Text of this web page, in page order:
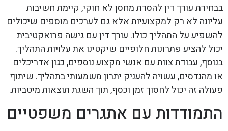
בבחירת עורך דין להסרת מחסן לא חוקי, קיימת חשיבות
עליונה לא רק למקצועיות אלא גם לערכים מוספים שיכולים
להשפיע על התהליך כולו. עורך דין עם גישה פרואקטיבית
יכול להציע פתרונות חלופיים שיקטינו את עלויות התהליך.
בנוסף, עבודת צוות עם אנשי מקצוע נוספים, כגון אדריכלים
או מהנדסים, עשויה להעניק יתרון משמעותי בתהליך. שיתוף
פעולה זה יכול לחסוך זמן וכסף, תוך השגת תוצאות מיטביות.
התמודדות עם אתגרים משפטיים